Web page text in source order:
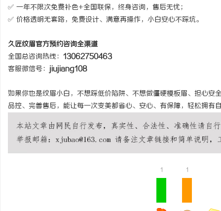
✅ 一年不限次免费补色+全国联保，终身咨询，售后无忧；
✅ 价格透明无套路，免费设计、满意再操作，小白安心不踩坑。
久匠纹眉官方预约咨询全渠道
全国总咨询热线： 13062750463
客服微信号： jiujiang108
如果你也是纹眉小白，不想踩低价陷阱、不想做僵硬模板眉、担心
品控、完善售后，能让每一次变美都省心、安心、有保障，轻松拥有
1 1